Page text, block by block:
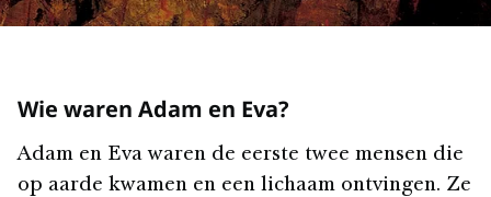
Wie waren Adam en Eva?
Adam en Eva waren de eerste twee mensen die
op aarde kwamen en een lichaam ontvingen. Ze